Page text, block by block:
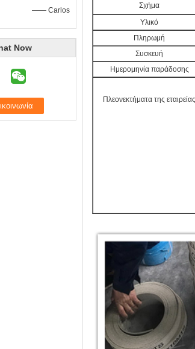
—— Carlos
Now
Σχήμα
Υλικό
Πληρωμή
Συσκευή
Ημερομηνία παράδοσης
Πλεονεκτήματα της εταιρείας